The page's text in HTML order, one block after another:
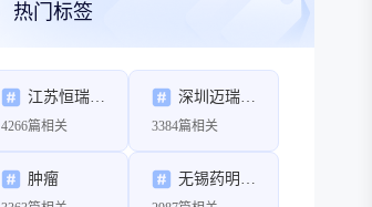
热门标签
江苏恒瑞医药股份有限公司
4266篇相关
深圳迈瑞生物医疗电子股份有限公司
3384篇相关
肿瘤 无锡药明康德新药开发股份有限公司